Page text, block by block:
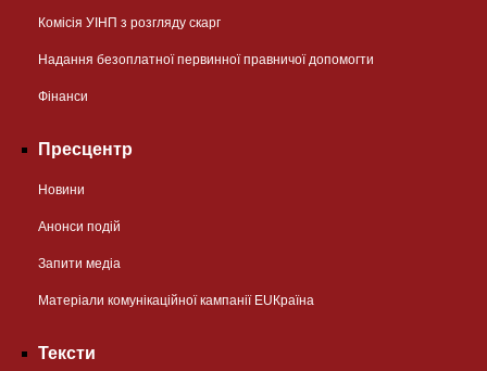
Комісія УІНП з розгляду скарг
Надання безоплатної первинної правничої допомогти
Фінанси
Пресцентр
Новини
Анонси подій
Запити медіа
Матеріали комунікаційної кампанії EUКраїна
Тексти